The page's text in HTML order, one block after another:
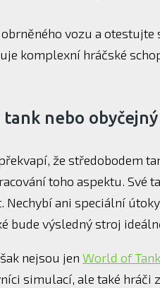
obrněného vozu a
komplexní hráčské
nebo
že středobodem
toho aspektu. Své
Nechybí ani speciální
bude výsledný stroj
nejsou jen World of
simulací, ale také hráči